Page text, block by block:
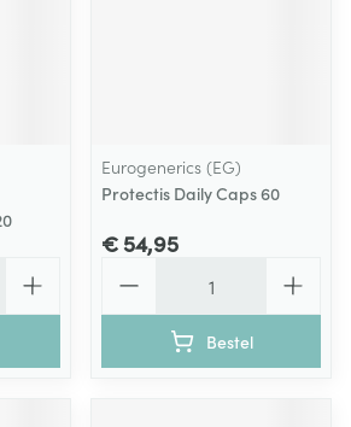
Eurogenerics (EG)
Protectis Daily Caps 60
€ 54,95
Bestel